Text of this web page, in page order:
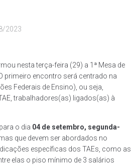
2023
nesta terça-feira (29) a 1ª Mesa de
primeiro encontro será centrado na
Federais de Ensino), ou seja,
trabalhadores(as) ligados(as) à
o dia 04 de setembro, segunda-
que devem ser abordados no
específicas dos TAEs, como as
elas o piso mínimo de 3 salários